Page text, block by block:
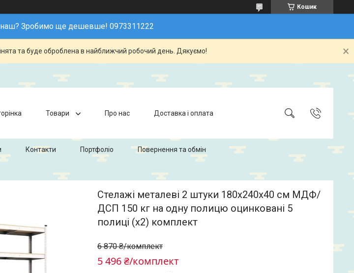
Кошик
Зробимо ще дешевше! 0973311222
та буде оброблена в найближчий робочий день. Дякуємо!
Товари Про нас Доставка і оплата
Контакти Портфоліо Повернення та обмін
Стелажі металеві 2 штуки 180х240х40 см МДФ/
ДСП 150 кг на одну полицю оцинковані 5
полиці (х2) комплект
6 870 ₴/комплект
5 496 ₴/комплект